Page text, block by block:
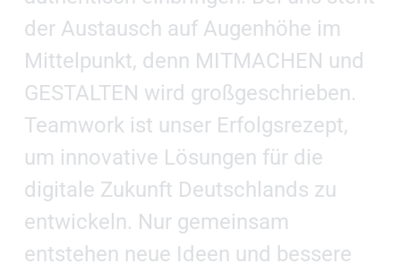
der Austausch auf Augenhöhe im
Mittelpunkt, denn MITMACHEN und
GESTALTEN wird großgeschrieben.
Teamwork ist unser Erfolgsrezept,
um innovative Lösungen für die
digitale Zukunft Deutschlands zu
entwickeln. Nur gemeinsam
entstehen neue Ideen und bessere